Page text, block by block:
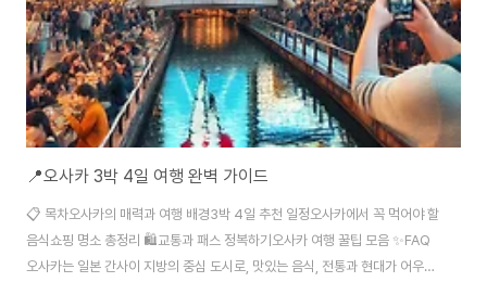
📍오사카 3박 4일 여행 완벽 가이드
📋 목차오사카의 매력과 여행 배경3박 4일 추천 일정오사카에서 꼭 먹어야 할
음식쇼핑 명소 총정리 🛍️교통과 패스 정복하기오사카 여행 꿀팁 모음 ✨FAQ
오사카는 일본 간사이 지방의 중심 도시로, 맛있는 음식, 전통과 현대가 어우러